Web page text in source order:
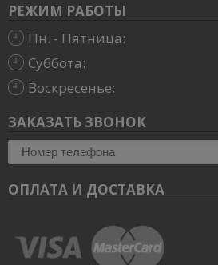
РЕЖИМ РАБОТЫ
Пн. - Пятница:
Суббота:
Воскресенье:
ЗАКАЗАТЬ ЗВОНОК
ОПЛАТА И ДОСТАВКА